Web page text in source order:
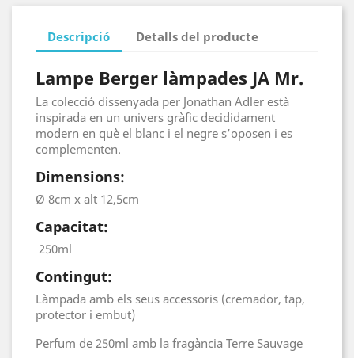
Descripció Detalls del producte
Lampe Berger làmpades JA Mr.
La colecció dissenyada per Jonathan Adler està
inspirada en un univers gràfic decididament
modern en què el blanc i el negre s’oposen i es
complementen.
Dimensions:
Ø 8cm x alt 12,5cm
Capacitat:
250ml
Contingut:
Làmpada amb els seus accessoris (cremador, tap,
protector i embut)
Perfum de 250ml amb la fragància Terre Sauvage